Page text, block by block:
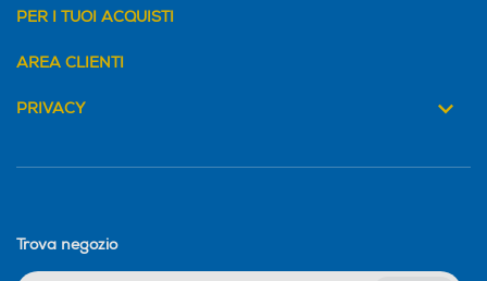
PER I TUOI ACQUISTI
AREA CLIENTI
PRIVACY
Trova negozio